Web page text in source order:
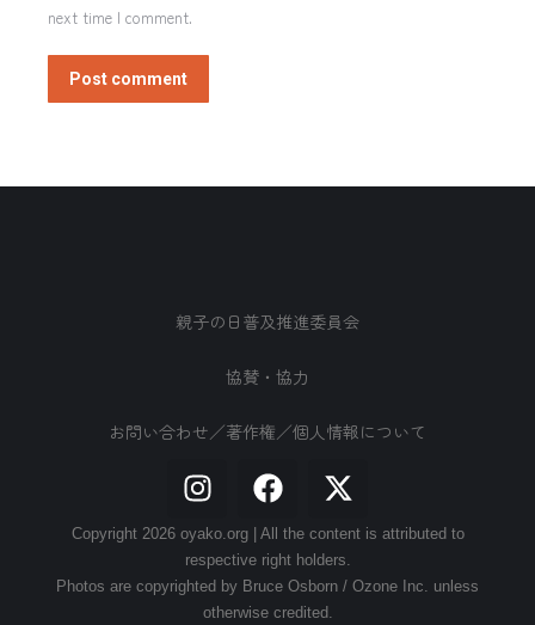
next time I comment.
Post comment
親子の日普及推進委員会
協賛・協力
お問い合わせ／著作権／個人情報について
Copyright 2026 oyako.org | All the content is attributed to
respective right holders.
Photos are copyrighted by Bruce Osborn / Ozone Inc. unless
otherwise credited.